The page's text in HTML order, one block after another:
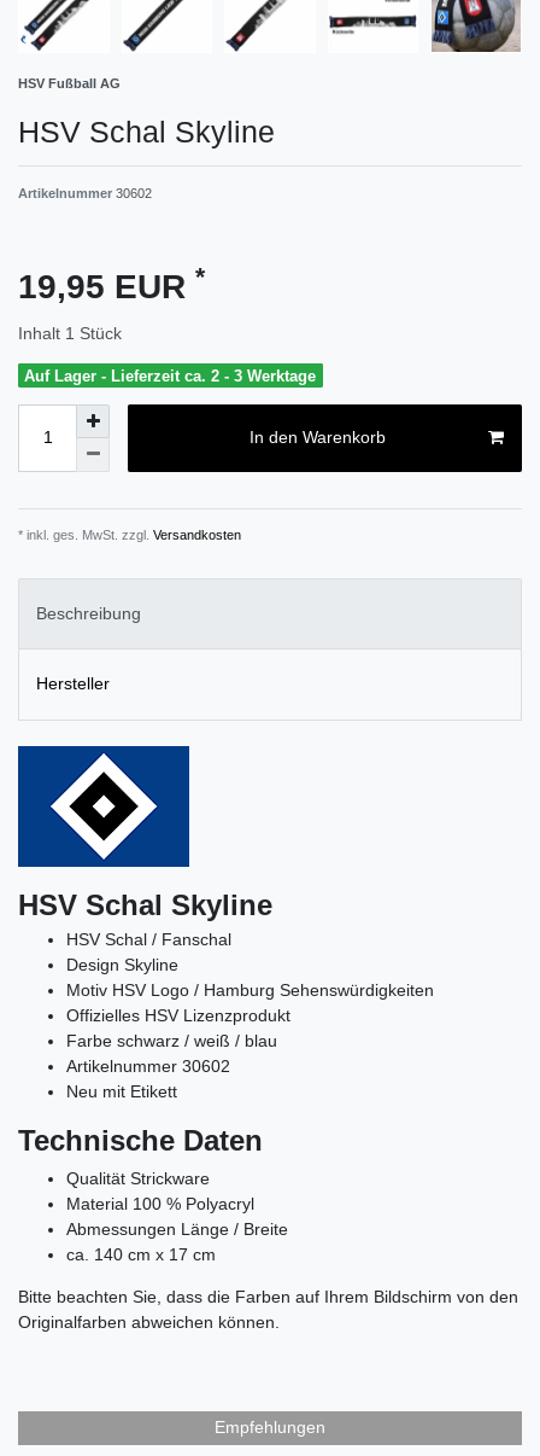
HSV Fußball AG
HSV Schal Skyline
Artikelnummer 30602
19,95 EUR *
Inhalt 1 Stück
Auf Lager - Lieferzeit ca. 2 - 3 Werktage
In den Warenkorb
* inkl. ges. MwSt. zzgl. Versandkosten
Beschreibung
Hersteller
HSV Schal Skyline
HSV Schal / Fanschal
Design Skyline
Motiv HSV Logo / Hamburg Sehenswürdigkeiten
Offizielles HSV Lizenzprodukt
Farbe schwarz / weiß / blau
Artikelnummer 30602
Neu mit Etikett
Technische Daten
Qualität Strickware
Material 100 % Polyacryl
Abmessungen Länge / Breite
ca. 140 cm x 17 cm
Bitte beachten Sie, dass die Farben auf Ihrem Bildschirm von den
Originalfarben abweichen können.
Empfehlungen